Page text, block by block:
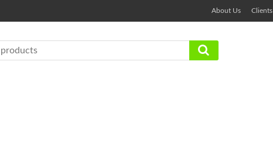
About Us Clients